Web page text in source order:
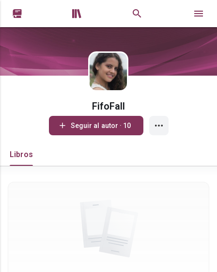
 
FifoFall
Seguir al autor · 10
Libros